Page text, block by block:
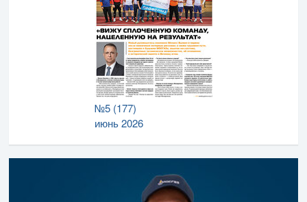
№5 (177)
июнь 2026